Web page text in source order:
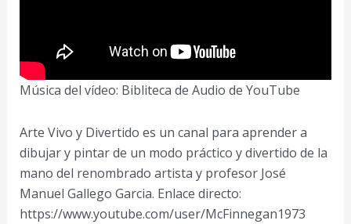
Música del vídeo: Bibliteca de Audio de YouTube
Arte Vivo y Divertido es un canal para aprender a
dibujar y pintar de un modo práctico y divertido de la
mano del renombrado artista y profesor José
Manuel Gallego Garcia. Enlace directo:
https://www.youtube.com/user/McFinnegan1973